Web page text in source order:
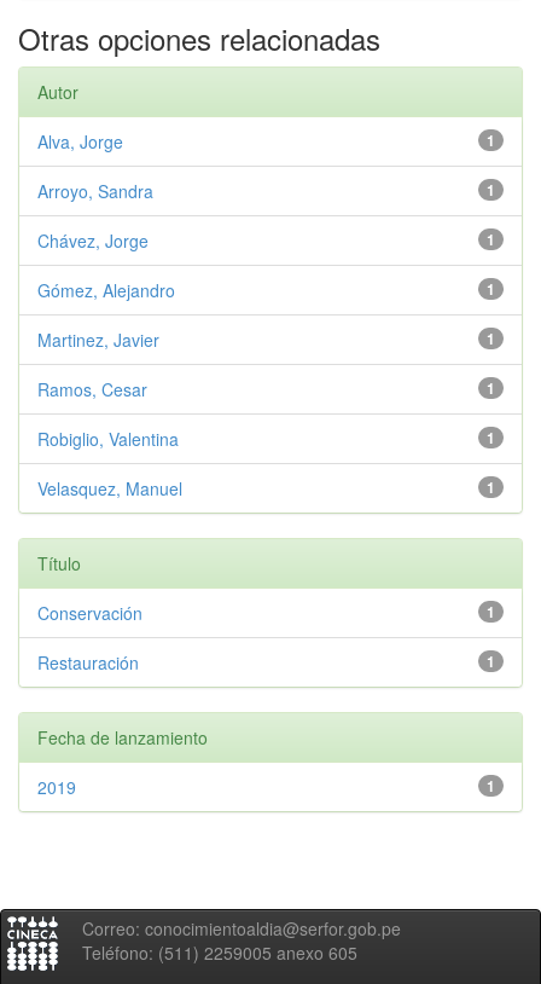
Otras opciones relacionadas
Autor
1
Alva, Jorge
1
Arroyo, Sandra
1
Chávez, Jorge
1
Gómez, Alejandro
1
Martinez, Javier
1
Ramos, Cesar
1
Robiglio, Valentina
1
Velasquez, Manuel
Título
1
Conservación
1
Restauración
Fecha de lanzamiento
1
2019
Correo: conocimientoaldia@serfor.gob.pe
Teléfono: (511) 2259005 anexo 605